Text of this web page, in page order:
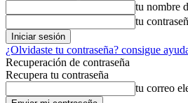
tu nombre
tu
¿Olvidaste tu contraseña? consigue
Recuperación de contraseña
Recupera tu contraseña
tu correo